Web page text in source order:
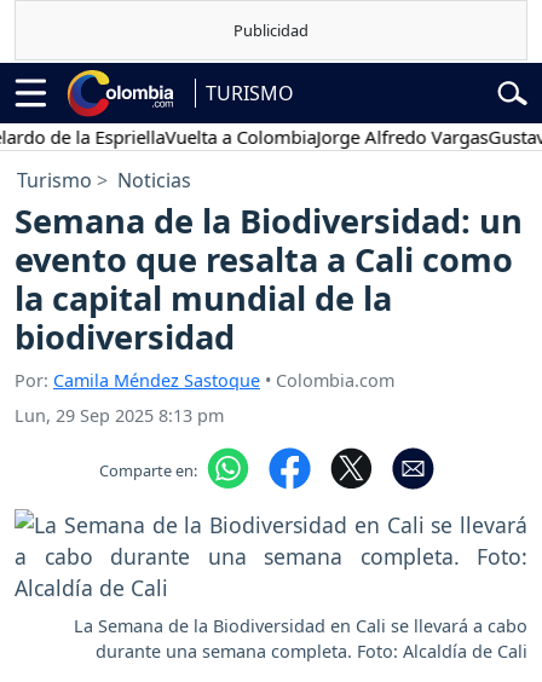
TURISMO
la EspriellaVuelta a ColombiaJorge Alfredo VargasGustavo
Turismo Noticias
Semana de la Biodiversidad: un
evento que resalta a Cali como
la capital mundial de la
biodiversidad
Por: Camila Méndez Sastoque • Colombia.com
Lun, 29 Sep 2025 8:13 pm
Comparte en:
La Semana de la Biodiversidad en Cali se llevará a cabo
durante una semana completa. Foto: Alcaldía de Cali